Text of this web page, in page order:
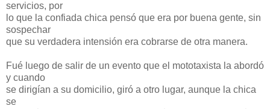
servicios, por
lo que la confiada chica pensó que era por buena gente, sin
sospechar
que su verdadera intensión era cobrarse de otra manera.
Fué luego de salir de un evento que el mototaxista la abordó
y cuando
se dirigían a su domicilio, giró a otro lugar, aunque la chica
se